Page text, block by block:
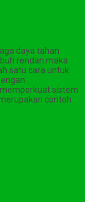
daya tahan
rendah maka
satu cara untuk
sistem
contoh